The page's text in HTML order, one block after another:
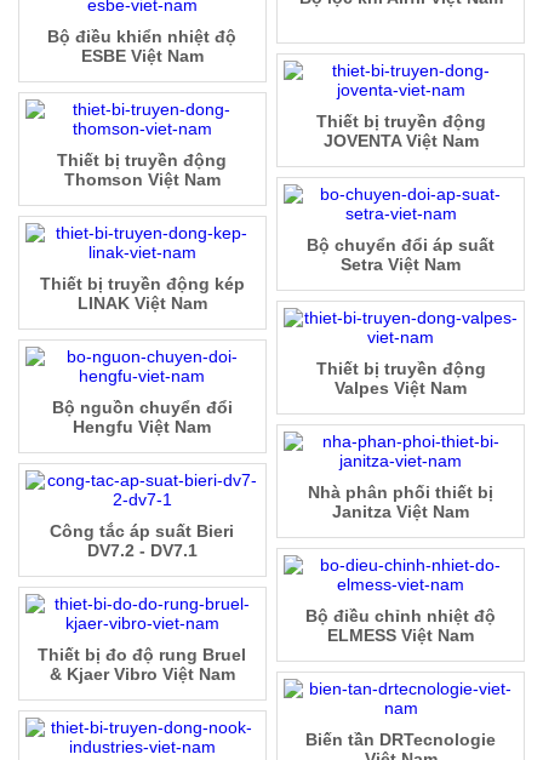
Bộ điều khiển nhiệt độ
ESBE Việt Nam
Thiết bị truyền động
JOVENTA Việt Nam
Thiết bị truyền động
Thomson Việt Nam
Bộ chuyển đổi áp suất
Setra Việt Nam
Thiết bị truyền động kép
LINAK Việt Nam
Thiết bị truyền động
Valpes Việt Nam
Bộ nguồn chuyển đổi
Hengfu Việt Nam
Nhà phân phối thiết bị
Janitza Việt Nam
Công tắc áp suất Bieri
DV7.2 - DV7.1
Bộ điều chỉnh nhiệt độ
ELMESS Việt Nam
Thiết bị đo độ rung Bruel
& Kjaer Vibro Việt Nam
Biến tần DRTecnologie